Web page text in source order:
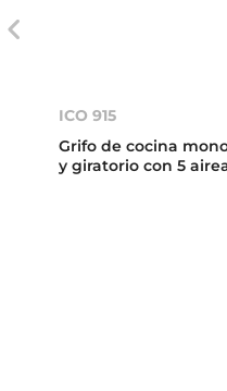
ICO 915
Grifo de cocina
y giratorio con 5